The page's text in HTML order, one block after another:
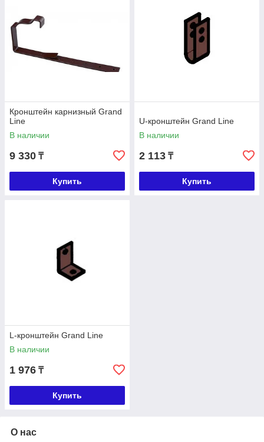
Кронштейн карнизный Grand
Line
В наличии
9 330 ₸
Купить
U-кронштейн Grand Line
В наличии
2 113 ₸
Купить
L-кронштейн Grand Line
В наличии
1 976 ₸
Купить
О нас